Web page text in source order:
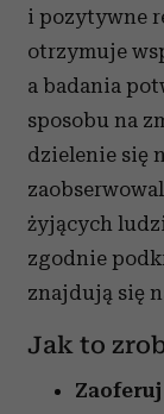
i pozytywne
otrzymuje
a badania
sposobu na
dzielenie się
żyjących
zgodnie
znajdują się
Jak to